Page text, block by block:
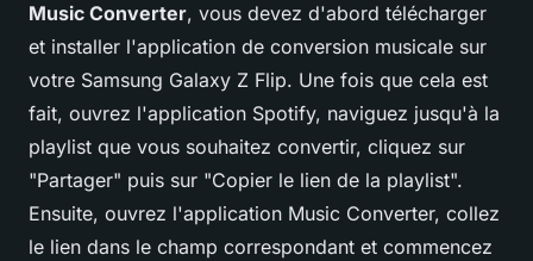
Music Converter, vous devez d'abord télécharger
et installer l'application de conversion musicale sur
votre Samsung Galaxy Z Flip. Une fois que cela est
fait, ouvrez l'application Spotify, naviguez jusqu'à la
playlist que vous souhaitez convertir, cliquez sur
"Partager" puis sur "Copier le lien de la playlist".
Ensuite, ouvrez l'application Music Converter, collez
le lien dans le champ correspondant et commencez